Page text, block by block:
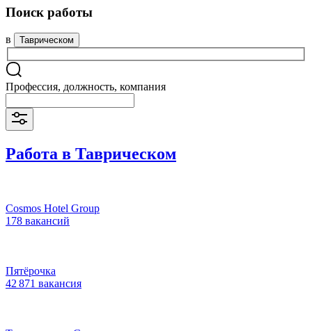
Поиск работы
в Таврическом
Профессия, должность, компания
Работа в Таврическом
Cosmos Hotel Group
178 вакансий
Пятёрочка
42 871 вакансия